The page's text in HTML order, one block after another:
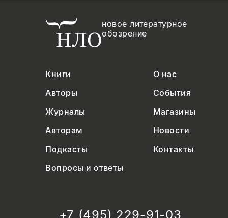
новое литературное
обозрение
Книги
О нас
Авторы
События
Журналы
Магазины
Авторам
Новости
Подкасты
Контакты
Вопросы и ответы
+7 (495) 229-91-03